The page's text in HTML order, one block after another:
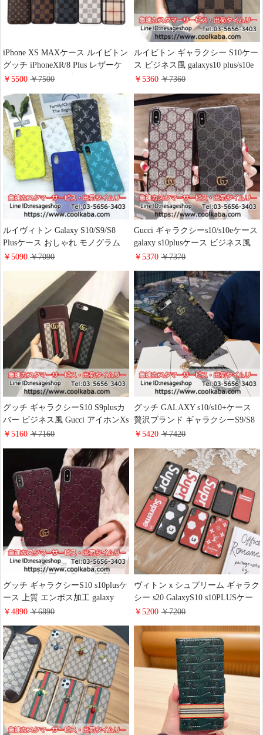
iPhone XS MAXケース ルイビトン
グッチ iPhoneXR/8 Plus レザーケ
ース カード入れ ギャラクシーS10
リー 贅沢 iphone8 iphone7
galaxynote9/8 ジャケットケース ビ
ジネス風 社会人向け 10色揃い 耐
衝撃
￥5500￥7500
ルイビトン ギャラクシー S10ケー
ス ビジネス風 galaxys10 plus/s10e
カバー ヴィトン LV Galaxy s9/s9+
ルイヴィトン ギャラクシー携帯ケ
ース ビジネスマン向け 衝撃的
￥5360￥7360
ルイヴィトン Galaxy S10/S9/S8
Plusケース おしゃれ モノグラム
iPhoneXs Xr Xsmax スマホケース
note8/9 カバー カラー アイホン8
8plusケース 芸能人愛用 新作通販
￥5090￥7090
Gucci ギャラクシーs10/s10eケース
galaxy s10plusケース ビジネス風
GGゴースト iPhoneXSMax/8 Plus
Galaxy S8/S9+/Note8スマホケース
高品質 男女兼用
￥5370￥7370
グッチ ギャラクシーS10 S9plusカ
バー ビジネス風 Gucci アイホンXs
Xrケース スタイリッシュ
galaxy note9レザーケース セレブ
愛用
￥5160￥7160
グッチ GALAXY s10/s10+ケース
贅沢ブランド ギャラクシーS9/S8
PLUSカバー トランク型
GUCCI ハンドストラップ付きカ
バー アイホンテン 7plus携帯ケー
ス エンボス加工 おしゃれ スタイ
リッシュ
￥5420￥7420
グッチ ギャラクシーS10 s10plusケ
ース 上質 エンボス加工 galaxy
s9/s8plus/note9ケース gucci アイフ
品質 ビジネス風 送料無料
￥4890￥6890
ヴィトンｘシュプリーム ギャラク
シー s20 GalaxyS10 s10PLUSケー
ス おしゃれ iphone11/xr/xs/11pro
iphone12/12mini/12pro/12pro max
ケース 人気新品
￥5200￥7200